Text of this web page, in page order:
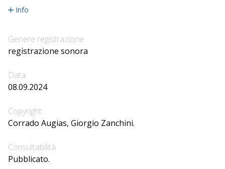
Info
Genere registrazione
registrazione sonora
Data
08.09.2024
Copyright
Corrado Augias, Giorgio Zanchini.
Consultabilità
Pubblicato.